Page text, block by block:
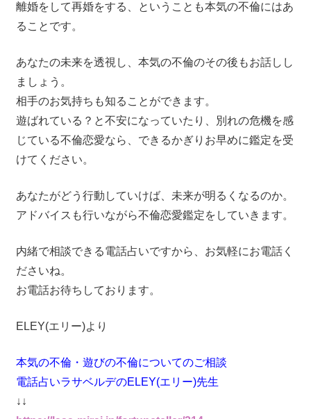
離婚をして再婚をする、ということも本気の不倫にはあ
ることです。
あなたの未来を透視し、本気の不倫のその後もお話しし
ましょう。
相手のお気持ちも知ることができます。
遊ばれている？と不安になっていたり、別れの危機を感
じている不倫恋愛なら、できるかぎりお早めに鑑定を受
けてください。
あなたがどう行動していけば、未来が明るくなるのか。
アドバイスも行いながら不倫恋愛鑑定をしていきます。
内緒で相談できる電話占いですから、お気軽にお電話く
ださいね。
お電話お待ちしております。
ELEY(エリー)より
本気の不倫・遊びの不倫についてのご相談
電話占いラサベルデのELEY(エリー)先生
↓↓